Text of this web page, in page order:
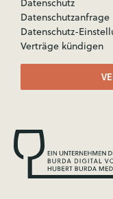
Datenschutzanfrage
Datenschutz-
Verträge kündigen